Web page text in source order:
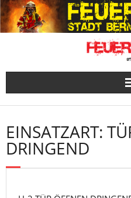
Skip
to
content
EINSATZART:
DRINGEND